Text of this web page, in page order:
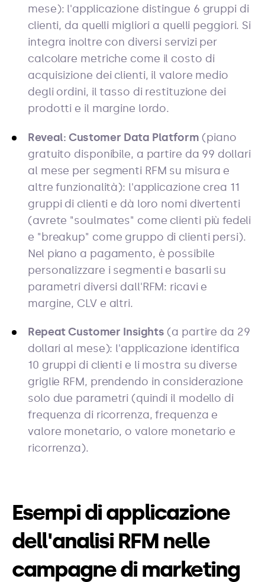
mese): l'applicazione distingue 6 gruppi di
clienti, da quelli migliori a quelli peggiori. Si
integra inoltre con diversi servizi per
calcolare metriche come il costo di
acquisizione dei clienti, il valore medio
degli ordini, il tasso di restituzione dei
prodotti e il margine lordo.
Reveal: Customer Data Platform (piano
gratuito disponibile, a partire da 99 dollari
al mese per segmenti RFM su misura e
altre funzionalità): l'applicazione crea 11
gruppi di clienti e dà loro nomi divertenti
(avrete "soulmates" come clienti più fedeli
e "breakup" come gruppo di clienti persi).
Nel piano a pagamento, è possibile
personalizzare i segmenti e basarli su
parametri diversi dall'RFM: ricavi e
margine, CLV e altri.
Repeat Customer Insights (a partire da 29
dollari al mese): l'applicazione identifica
10 gruppi di clienti e li mostra su diverse
griglie RFM, prendendo in considerazione
solo due parametri (quindi il modello di
frequenza di ricorrenza, frequenza e
valore monetario, o valore monetario e
ricorrenza).
Esempi di applicazione
dell'analisi RFM nelle
campagne di marketing